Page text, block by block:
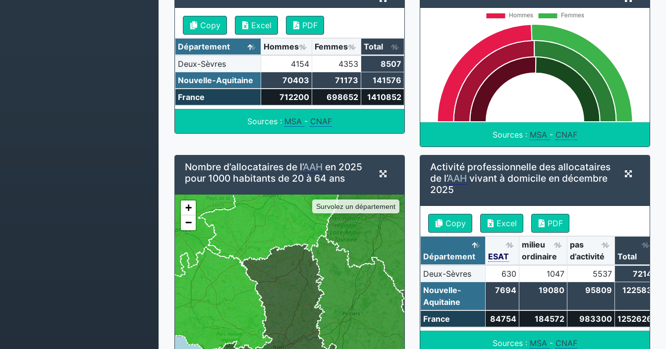
Copy Excel PDF
Département Hommes Femmes
Total
Deux-Sèvres
4154 4353
8507
Nouvelle-Aquitaine
70403 71173
141576
France
712200 698652 1410852
Sources : MSA - CNAF
Sources : MSA - CNAF
Nombre d’allocataires de l’AAH en 2025
pour 1000 habitants de 20 à 64 ans
+
−
Survolez un département
Activité professionnelle des allocataires
de l’AAH vivant à domicile en décembre
2025
Copy Excel PDF
Département ESAT
milieu
ordinaire
pas
d’activité
Total
Deux-Sèvres
630 1047 5537
7214
Nouvelle-
Aquitaine
7694 19080 95809 122583
France 84754 184572 983300 1252626
Sources : MSA - CNAF